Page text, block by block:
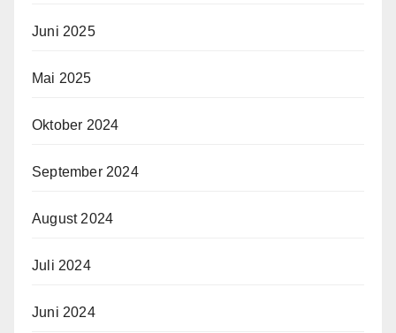
Juni 2025
Mai 2025
Oktober 2024
September 2024
August 2024
Juli 2024
Juni 2024